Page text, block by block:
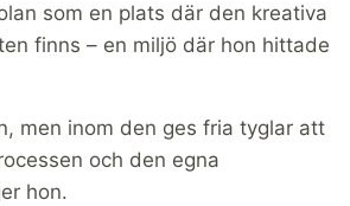
som en plats där den kreativa
finns – en miljö där hon hittade
men inom den ges fria tyglar att
och den egna
hon.